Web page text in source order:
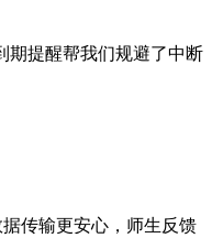
期提醒帮我们规避了中断
传输更安心，师生反馈